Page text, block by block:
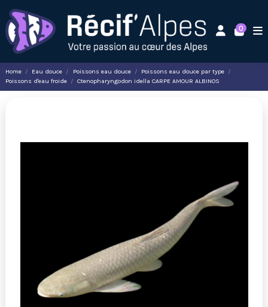
0
Home Eau douce Poissons eau douce
Poissons eau douce par type
Poissons d'eau froide
Ctenopharyngodon idella CARPE AMOUR ALBINOS